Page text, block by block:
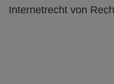
Internetrecht von